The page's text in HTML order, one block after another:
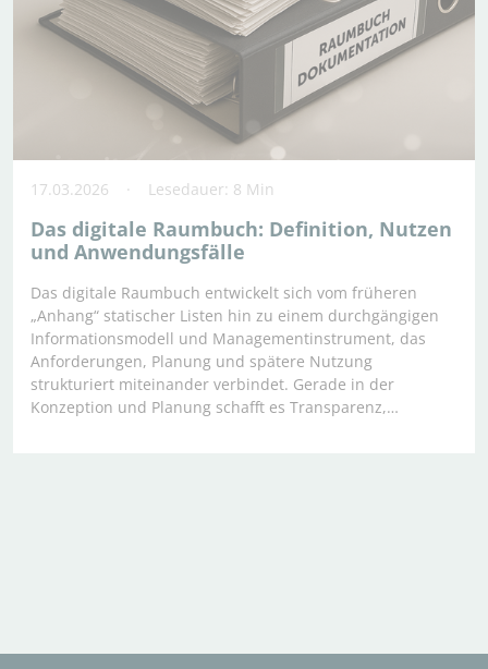
17.03.2026 Lesedauer: 8 Min
Das digitale Raumbuch: Definition, Nutzen
und Anwendungsfälle
Das digitale Raumbuch entwickelt sich vom früheren
„Anhang“ statischer Listen hin zu einem durchgängigen
Informationsmodell und Managementinstrument, das
Anforderungen, Planung und spätere Nutzung
strukturiert miteinander verbindet. Gerade in der
Konzeption und Planung schafft es Transparenz,…